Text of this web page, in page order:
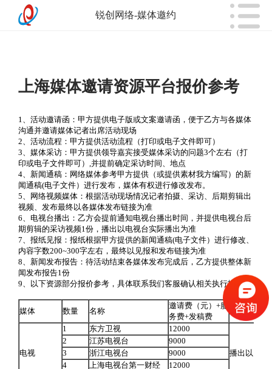
锐创网络-媒体邀约
上海媒体邀请资源平台报价参考
1、活动邀请函：甲方提供电子版或文案邀请函，便于乙方与各媒体
沟通并邀请媒体记者出席活动现场
2、活动流程：甲方提供活动流程（打印或电子文件即可）
3、媒体采访：甲方提供领导嘉宾接受媒体采访的问题3个左右（打
印或电子文件即可）,并提前确定采访时间、地点
4、新闻通稿：网络媒体参考甲方提供（或提供素材我方编写）的新
闻通稿(电子文件）进行发布，媒体有权进行修改发布。
5、网络视频媒体：根据活动现场情况记者拍摄、采访、后期剪辑出
视频、发布最终以各媒体发布链接为准
6、电视台播出：乙方会提前通知电视台播出时间，并提供电视台后
期剪辑的采访视频1份，播出以电视台实际播出为准
7、报纸见报：报纸根据甲方提供的新闻通稿(电子文件）进行修改、
内容字数200~300字左右，最终以见报和发布链接为准
8、新闻发布报告：待活动结束各媒体发布完成后，乙方提供整体新
闻发布报告1份
9、以下资源部分报价参考，具体联系我们客服确认相关执行报价。
媒体 数量 名称
邀请费（元）+服
务费+发稿费
备注
电视
1 东方卫视 12000
播出以内容
2 江苏电视台
9000
3
浙江电视台
9000
4
上海电视台第一财经
12000